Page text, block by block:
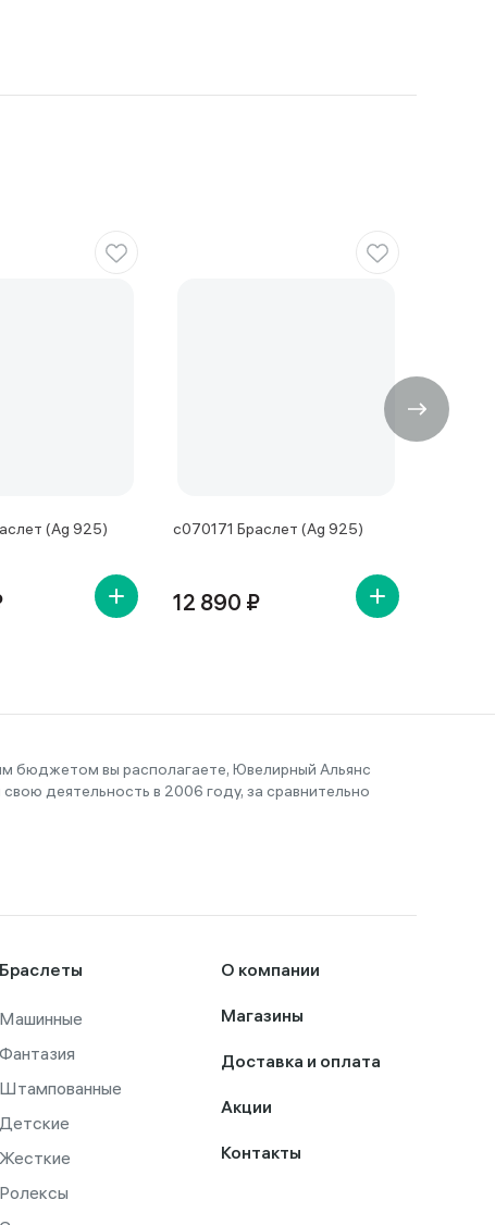
(Ag 925) с070171 Браслет (Ag 925)
12 890 ₽
бюджетом вы располагаете, Ювелирный Альянс
деятельность в 2006 году, за сравнительно
Браслеты
Машинные
Фантазия
Штампованные
Детские
Жесткие
Ролексы
О компании
Магазины
Доставка и оплата
Акции
Контакты